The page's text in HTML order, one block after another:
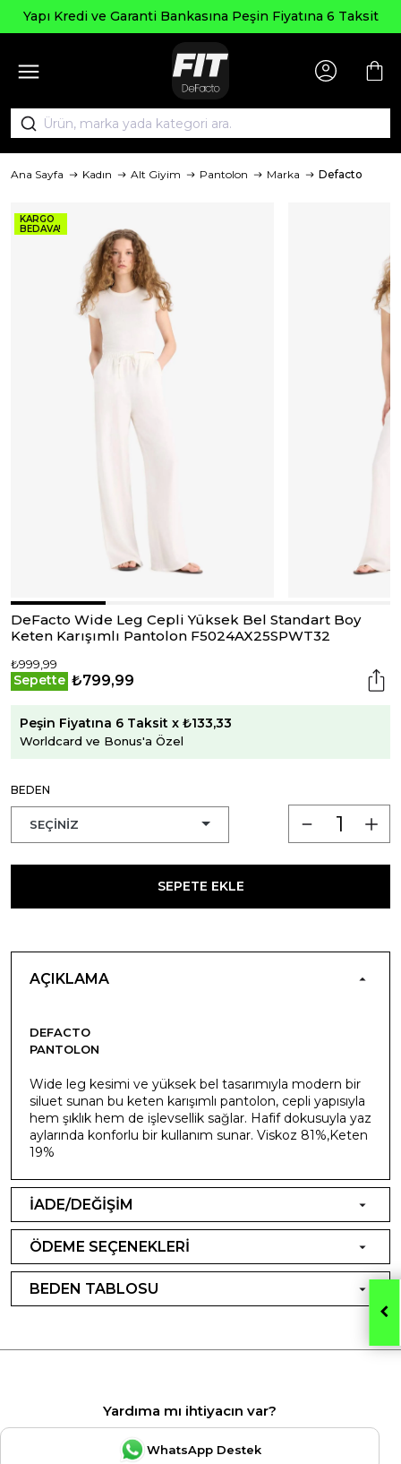
Yapı Kredi ve Garanti Bankasına Peşin Fiyatına 6 Taksit
Ana Sayfa Kadın Alt Giyim Pantolon Marka Defacto
KARGO
BEDAVA!
DeFacto Wide Leg Cepli Yüksek Bel Standart Boy
Keten Karışımlı Pantolon F5024AX25SPWT32
₺999,99
Sepette ₺799,99
Peşin Fiyatına 6 Taksit x ₺133,33
Worldcard ve Bonus'a Özel
BEDEN
SEPETE EKLE
AÇIKLAMA
DEFACTO
PANTOLON
Wide leg kesimi ve yüksek bel tasarımıyla modern bir
siluet sunan bu keten karışımlı pantolon, cepli yapısıyla
hem şıklık hem de işlevsellik sağlar. Hafif dokusuyla yaz
aylarında konforlu bir kullanım sunar. Viskoz 81%,Keten
19%
İADE/DEĞİŞİM
ÖDEME SEÇENEKLERİ
BEDEN TABLOSU
Yardıma mı ihtiyacın var?
WhatsApp Destek